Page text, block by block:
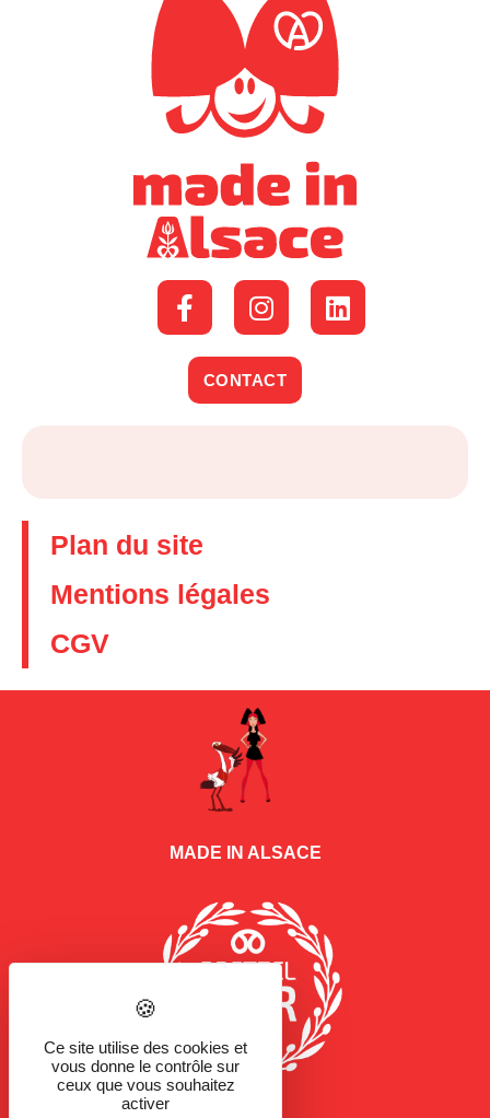
CONTACT
Plan du site
Mentions légales
CGV
MADE IN ALSACE
Ce site utilise des cookies et
vous donne le contrôle sur
ceux que vous souhaitez
activer